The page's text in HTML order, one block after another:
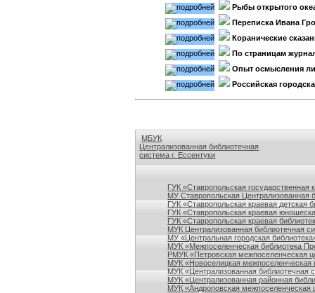
Рыбы открытого
Переписка Ивана
Коранические
По страницам
Опыт осмысления
Российская
МБУК
Централизованная библиотечная
система г. Ессентуки
ГУК «Ставропольская
МУ Ставропольская Централизованная
ГУК «Ставропольская краевая детская
ГУК «Ставропольская краевая
ГУК «Ставропольская краевая
МУК Централизованная библиотечная
МУ «Центральная городская
МУК «Межпоселенческая библиотека
РМУК «Петровская межпоселенческая
МУК «Новоселицкая межпоселенческая
МУК «Централизованная библиотечная
МУК «Централизованная районная
МУК «Андроповская межпоселенческая